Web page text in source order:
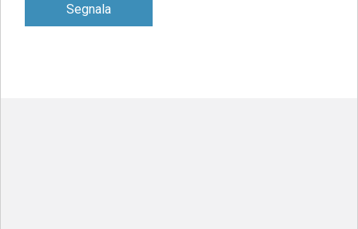
Segnala